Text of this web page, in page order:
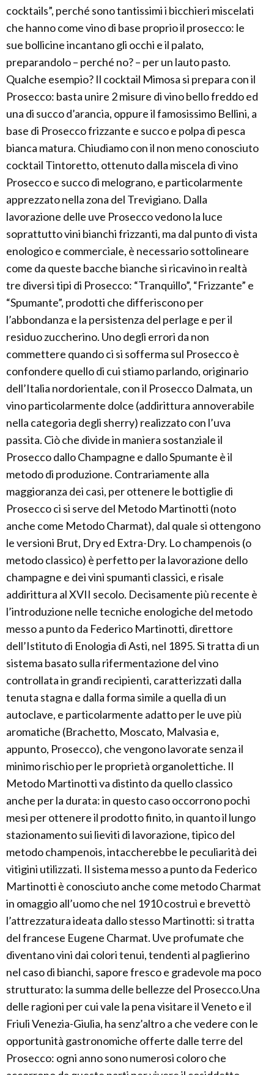
cocktails”, perché sono tantissimi i bicchieri miscelati
che hanno come vino di base proprio il prosecco: le
sue bollicine incantano gli occhi e il palato,
preparandolo – perché no? – per un lauto pasto.
Qualche esempio? Il cocktail Mimosa si prepara con il
Prosecco: basta unire 2 misure di vino bello freddo ed
una di succo d’arancia, oppure il famosissimo Bellini, a
base di Prosecco frizzante e succo e polpa di pesca
bianca matura. Chiudiamo con il non meno conosciuto
cocktail Tintoretto, ottenuto dalla miscela di vino
Prosecco e succo di melograno, e particolarmente
apprezzato nella zona del Trevigiano. Dalla
lavorazione delle uve Prosecco vedono la luce
soprattutto vini bianchi frizzanti, ma dal punto di vista
enologico e commerciale, è necessario sottolineare
come da queste bacche bianche si ricavino in realtà
tre diversi tipi di Prosecco: “Tranquillo”, “Frizzante” e
“Spumante”, prodotti che differiscono per
l’abbondanza e la persistenza del perlage e per il
residuo zuccherino. Uno degli errori da non
commettere quando ci si sofferma sul Prosecco è
confondere quello di cui stiamo parlando, originario
dell’Italia nordorientale, con il Prosecco Dalmata, un
vino particolarmente dolce (addirittura annoverabile
nella categoria degli sherry) realizzato con l’uva
passita. Ciò che divide in maniera sostanziale il
Prosecco dallo Champagne e dallo Spumante è il
metodo di produzione. Contrariamente alla
maggioranza dei casi, per ottenere le bottiglie di
Prosecco ci si serve del Metodo Martinotti (noto
anche come Metodo Charmat), dal quale si ottengono
le versioni Brut, Dry ed Extra-Dry. Lo champenois (o
metodo classico) è perfetto per la lavorazione dello
champagne e dei vini spumanti classici, e risale
addirittura al XVII secolo. Decisamente più recente è
l’introduzione nelle tecniche enologiche del metodo
messo a punto da Federico Martinotti, direttore
dell’Istituto di Enologia di Asti, nel 1895. Si tratta di un
sistema basato sulla rifermentazione del vino
controllata in grandi recipienti, caratterizzati dalla
tenuta stagna e dalla forma simile a quella di un
autoclave, e particolarmente adatto per le uve più
aromatiche (Brachetto, Moscato, Malvasia e,
appunto, Prosecco), che vengono lavorate senza il
minimo rischio per le proprietà organolettiche. Il
Metodo Martinotti va distinto da quello classico
anche per la durata: in questo caso occorrono pochi
mesi per ottenere il prodotto finito, in quanto il lungo
stazionamento sui lieviti di lavorazione, tipico del
metodo champenois, intaccherebbe le peculiarità dei
vitigini utilizzati. Il sistema messo a punto da Federico
Martinotti è conosciuto anche come metodo Charmat
in omaggio all’uomo che nel 1910 costruì e brevettò
l’attrezzatura ideata dallo stesso Martinotti: si tratta
del francese Eugene Charmat. Uve profumate che
diventano vini dai colori tenui, tendenti al paglierino
nel caso di bianchi, sapore fresco e gradevole ma poco
strutturato: la summa delle bellezze del Prosecco.Una
delle ragioni per cui vale la pena visitare il Veneto e il
Friuli Venezia-Giulia, ha senz’altro a che vedere con le
opportunità gastronomiche offerte dalle terre del
Prosecco: ogni anno sono numerosi coloro che